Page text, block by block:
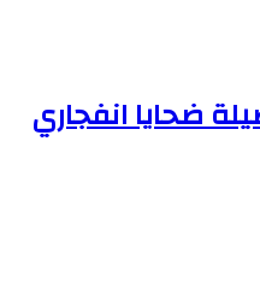
ضحايا انفجاري